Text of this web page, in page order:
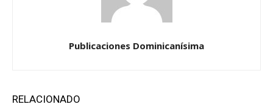
Publicaciones Dominicanísima
RELACIONADO